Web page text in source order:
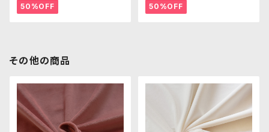
50%OFF 50%OFF
その他の商品